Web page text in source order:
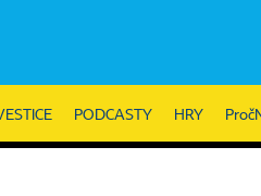
PODCASTY HRY